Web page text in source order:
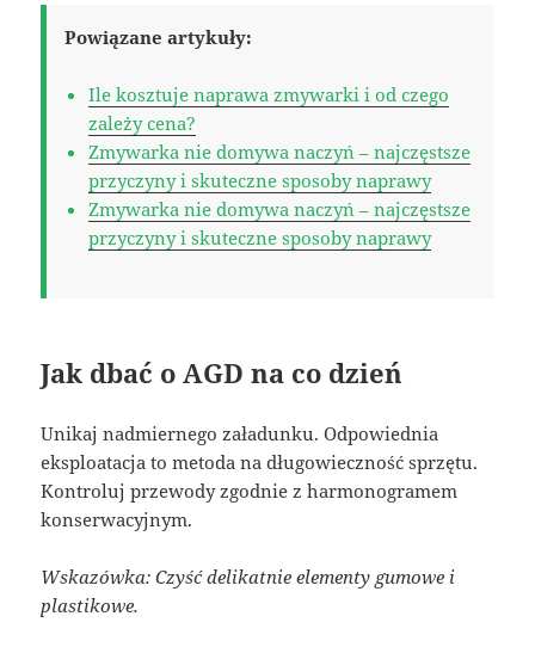
Powiązane artykuły:
Ile kosztuje naprawa zmywarki i od czego
zależy cena?
Zmywarka nie domywa naczyń – najczęstsze
przyczyny i skuteczne sposoby naprawy
Zmywarka nie domywa naczyń – najczęstsze
przyczyny i skuteczne sposoby naprawy
Jak dbać o AGD na co dzień
Unikaj nadmiernego załadunku. Odpowiednia
eksploatacja to metoda na długowieczność sprzętu.
Kontroluj przewody zgodnie z harmonogramem
konserwacyjnym.
Wskazówka: Czyść delikatnie elementy gumowe i
plastikowe.